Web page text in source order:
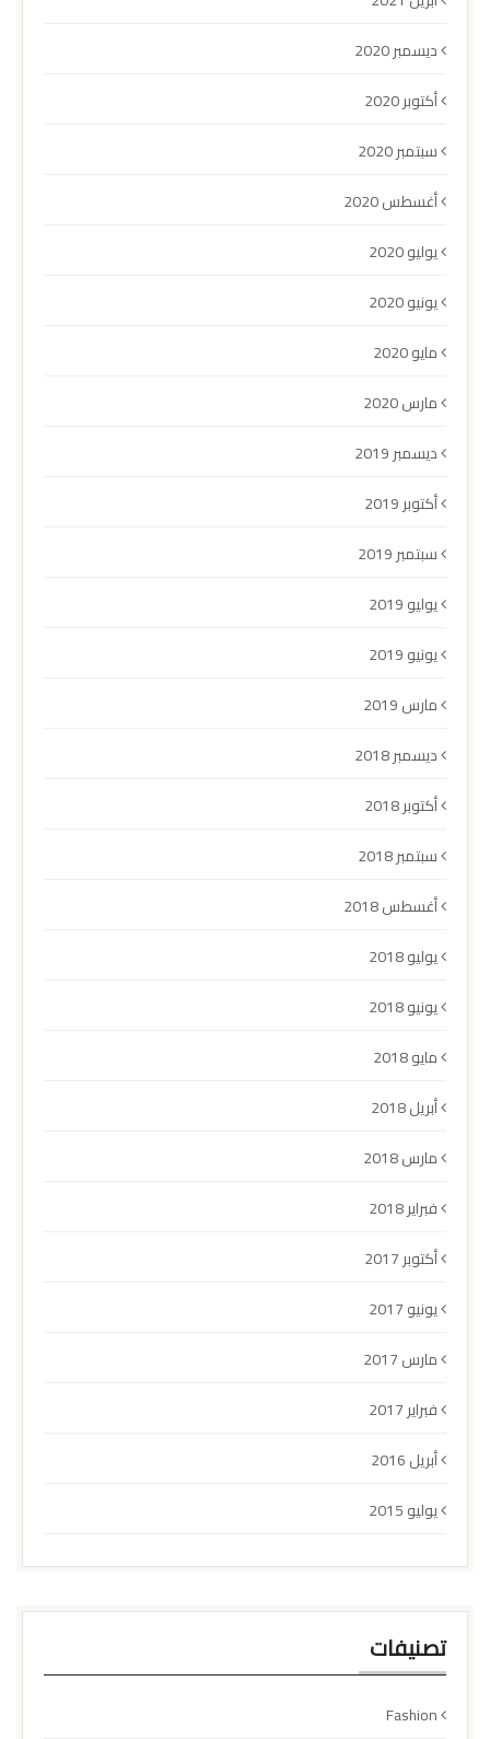
ديسمبر 2020
أكتوبر 2020
سبتمبر 2020
أغسطس 2020
يوليو 2020
يونيو 2020
مايو 2020
مارس 2020
ديسمبر 2019
أكتوبر 2019
سبتمبر 2019
يوليو 2019
يونيو 2019
مارس 2019
ديسمبر 2018
أكتوبر 2018
سبتمبر 2018
أغسطس 2018
يوليو 2018
يونيو 2018
مايو 2018
أبريل 2018
مارس 2018
فبراير 2018
أكتوبر 2017
يونيو 2017
مارس 2017
فبراير 2017
أبريل 2016
يوليو 2015
تصنيفات
Fashion